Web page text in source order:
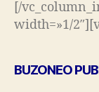
[/
width=»1/
BUZONEO